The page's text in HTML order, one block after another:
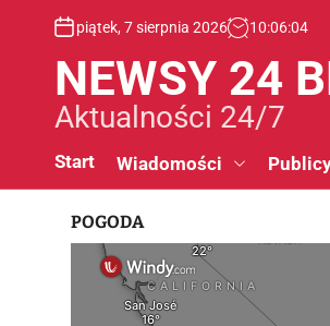
piątek, 7 sierpnia 2026 10:06:04
NEWSY 24
Aktualności 24/7
Start Wiadomości
POGODA